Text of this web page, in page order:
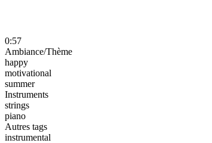
0:57
Ambiance/Thème
happy
motivational
summer
Instruments
strings
piano
Autres tags
instrumental